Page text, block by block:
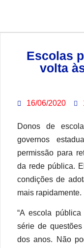
Escolas
volta
16/06/2020
Donos de
governos
permissão para
da rede pública.
condições de
mais rapidamente.
“A escola
série de
dos anos. Não